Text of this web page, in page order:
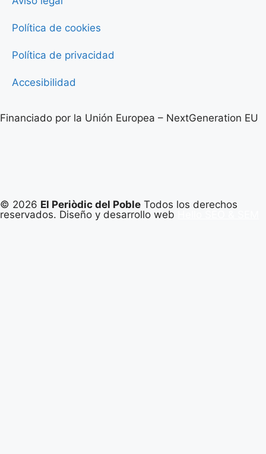
Política de cookies
Política de privacidad
Accesibilidad
Financiado por la Unión Europea – NextGeneration EU
© 2026 El Periòdic del Poble Todos los derechos
reservados. Diseño y desarrollo web